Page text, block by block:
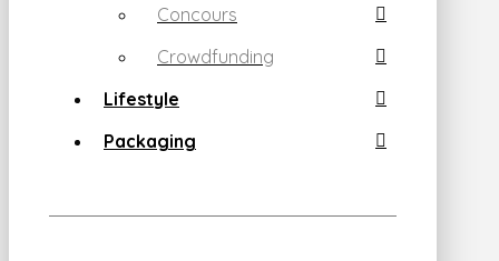
Concours
Crowdfunding
Lifestyle
Packaging